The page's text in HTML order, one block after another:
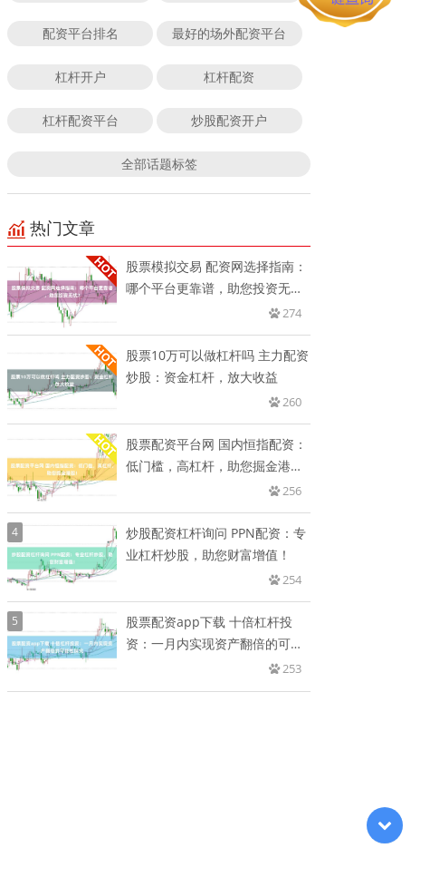
配资平台排名 最好的场外配资平台
杠杆开户 杠杆配资
杠杆配资平台 炒股配资开户
全部话题标签
热门文章
股票模拟交易 配资网选择指南：
哪个平台更靠谱，助您投资无
274
股票10万可以做杠杆吗 主力配资
炒股：资金杠杆，放大收益
260
股票配资平台网 国内恒指配资：
低门槛，高杠杆，助您掘金港
256
4
炒股配资杠杆询问 PPN配资：专
业杠杆炒股，助您财富增值！
254
5
股票配资app下载 十倍杠杆投
资：一月内实现资产翻倍的可能
253